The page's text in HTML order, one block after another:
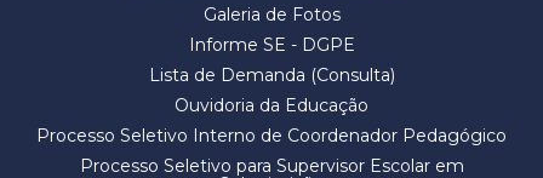
Galeria de Fotos
Informe SE - DGPE
Lista de Demanda (Consulta)
Ouvidoria da Educação
Processo Seletivo Interno de Coordenador Pedagógico
Processo Seletivo para Supervisor Escolar em